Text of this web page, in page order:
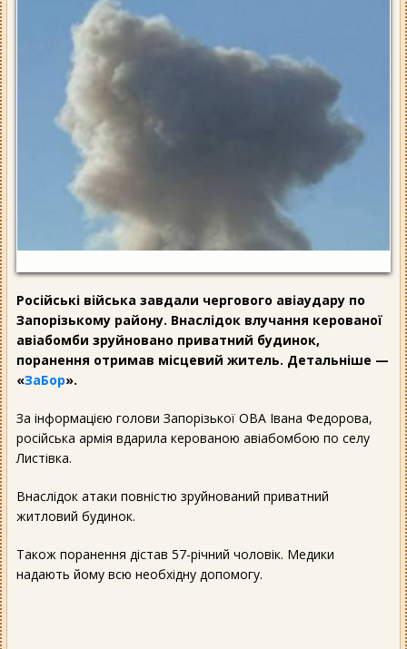
Російські війська завдали чергового авіаудару по
Запорізькому району. Внаслідок влучання керованої
авіабомби зруйновано приватний будинок,
поранення отримав місцевий житель. Детальніше —
«ЗаБор».
За інформацією голови Запорізької ОВА Івана Федорова,
російська армія вдарила керованою авіабомбою по селу
Листівка.
Внаслідок атаки повністю зруйнований приватний
житловий будинок.
Також поранення дістав 57-річний чоловік. Медики
надають йому всю необхідну допомогу.